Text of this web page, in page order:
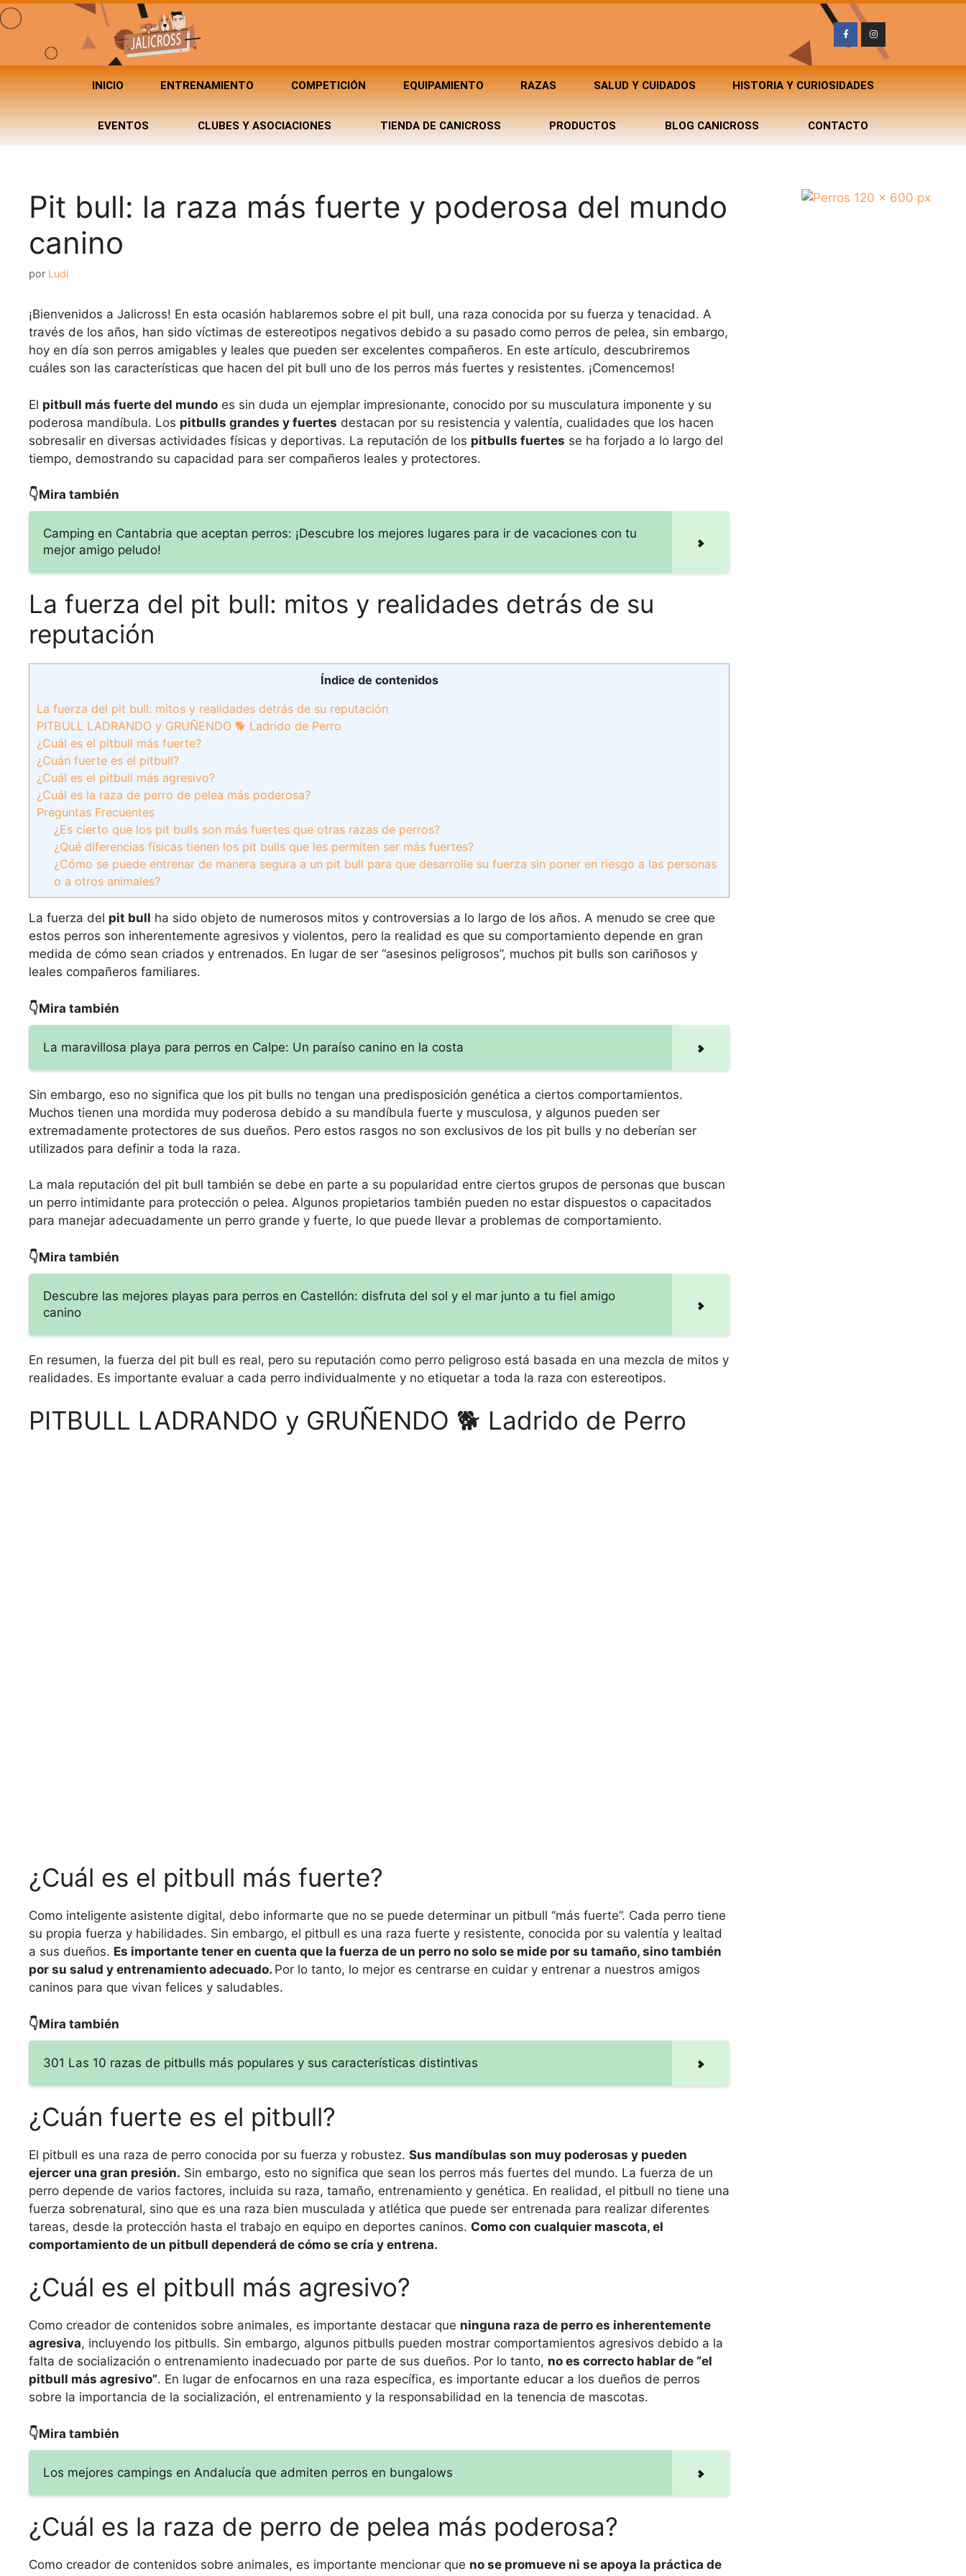
INICIO ENTRENAMIENTO COMPETICIÓN EQUIPAMIENTO RAZAS SALUD Y CUIDADOS HISTORIA Y CURIOSIDADES
EVENTOS CLUBES Y ASOCIACIONES TIENDA DE CANICROSS PRODUCTOS BLOG CANICROSS CONTACTO
Pit bull: la raza más fuerte y poderosa del mundo
canino
por Ludi
¡Bienvenidos a Jalicross! En esta ocasión hablaremos sobre el pit bull, una raza conocida por su fuerza y tenacidad. A
través de los años, han sido víctimas de estereotipos negativos debido a su pasado como perros de pelea, sin embargo,
hoy en día son perros amigables y leales que pueden ser excelentes compañeros. En este artículo, descubriremos
cuáles son las características que hacen del pit bull uno de los perros más fuertes y resistentes. ¡Comencemos!
El pitbull más fuerte del mundo es sin duda un ejemplar impresionante, conocido por su musculatura imponente y su
poderosa mandíbula. Los pitbulls grandes y fuertes destacan por su resistencia y valentía, cualidades que los hacen
sobresalir en diversas actividades físicas y deportivas. La reputación de los pitbulls fuertes se ha forjado a lo largo del
tiempo, demostrando su capacidad para ser compañeros leales y protectores.
👇Mira también
Camping en Cantabria que aceptan perros: ¡Descubre los mejores lugares para ir de vacaciones con tu
mejor amigo peludo!
La fuerza del pit bull: mitos y realidades detrás de su
reputación
Índice de contenidos
La fuerza del pit bull: mitos y realidades detrás de su reputación
PITBULL LADRANDO y GRUÑENDO 🐕 Ladrido de Perro
¿Cuál es el pitbull más fuerte?
¿Cuán fuerte es el pitbull?
¿Cuál es el pitbull más agresivo?
¿Cuál es la raza de perro de pelea más poderosa?
Preguntas Frecuentes
¿Es cierto que los pit bulls son más fuertes que otras razas de perros?
¿Qué diferencias físicas tienen los pit bulls que les permiten ser más fuertes?
¿Cómo se puede entrenar de manera segura a un pit bull para que desarrolle su fuerza sin poner en riesgo a las personas
o a otros animales?
La fuerza del pit bull ha sido objeto de numerosos mitos y controversias a lo largo de los años. A menudo se cree que
estos perros son inherentemente agresivos y violentos, pero la realidad es que su comportamiento depende en gran
medida de cómo sean criados y entrenados. En lugar de ser “asesinos peligrosos”, muchos pit bulls son cariñosos y
leales compañeros familiares.
👇Mira también
La maravillosa playa para perros en Calpe: Un paraíso canino en la costa
Sin embargo, eso no significa que los pit bulls no tengan una predisposición genética a ciertos comportamientos.
Muchos tienen una mordida muy poderosa debido a su mandíbula fuerte y musculosa, y algunos pueden ser
extremadamente protectores de sus dueños. Pero estos rasgos no son exclusivos de los pit bulls y no deberían ser
utilizados para definir a toda la raza.
La mala reputación del pit bull también se debe en parte a su popularidad entre ciertos grupos de personas que buscan
un perro intimidante para protección o pelea. Algunos propietarios también pueden no estar dispuestos o capacitados
para manejar adecuadamente un perro grande y fuerte, lo que puede llevar a problemas de comportamiento.
👇Mira también
Descubre las mejores playas para perros en Castellón: disfruta del sol y el mar junto a tu fiel amigo
canino
En resumen, la fuerza del pit bull es real, pero su reputación como perro peligroso está basada en una mezcla de mitos y
realidades. Es importante evaluar a cada perro individualmente y no etiquetar a toda la raza con estereotipos.
PITBULL LADRANDO y GRUÑENDO 🐕 Ladrido de Perro
¿Cuál es el pitbull más fuerte?
Como inteligente asistente digital, debo informarte que no se puede determinar un pitbull “más fuerte”. Cada perro tiene
su propia fuerza y habilidades. Sin embargo, el pitbull es una raza fuerte y resistente, conocida por su valentía y lealtad
a sus dueños. Es importante tener en cuenta que la fuerza de un perro no solo se mide por su tamaño, sino también
por su salud y entrenamiento adecuado. Por lo tanto, lo mejor es centrarse en cuidar y entrenar a nuestros amigos
caninos para que vivan felices y saludables.
👇Mira también
301 Las 10 razas de pitbulls más populares y sus características distintivas
¿Cuán fuerte es el pitbull?
El pitbull es una raza de perro conocida por su fuerza y ​​robustez. Sus mandíbulas son muy poderosas y pueden
ejercer una gran presión. Sin embargo, esto no significa que sean los perros más fuertes del mundo. La fuerza de un
perro depende de varios factores, incluida su raza, tamaño, entrenamiento y genética. En realidad, el pitbull no tiene una
fuerza sobrenatural, sino que es una raza bien musculada y atlética que puede ser entrenada para realizar diferentes
tareas, desde la protección hasta el trabajo en equipo en deportes caninos. Como con cualquier mascota, el
comportamiento de un pitbull dependerá de cómo se cría y entrena.
¿Cuál es el pitbull más agresivo?
Como creador de contenidos sobre animales, es importante destacar que ninguna raza de perro es inherentemente
agresiva, incluyendo los pitbulls. Sin embargo, algunos pitbulls pueden mostrar comportamientos agresivos debido a la
falta de socialización o entrenamiento inadecuado por parte de sus dueños. Por lo tanto, no es correcto hablar de “el
pitbull más agresivo”. En lugar de enfocarnos en una raza específica, es importante educar a los dueños de perros
sobre la importancia de la socialización, el entrenamiento y la responsabilidad en la tenencia de mascotas.
👇Mira también
Los mejores campings en Andalucía que admiten perros en bungalows
¿Cuál es la raza de perro de pelea más poderosa?
Como creador de contenidos sobre animales, es importante mencionar que no se promueve ni se apoya la práctica de